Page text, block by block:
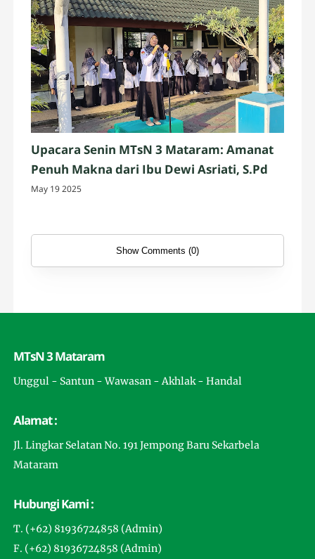
Upacara Senin MTsN 3 Mataram: Amanat
Penuh Makna dari Ibu Dewi Asriati, S.Pd
May 19 2025
Show Comments (0)
MTsN 3 Mataram
Unggul - Santun - Wawasan - Akhlak - Handal
Alamat :
Jl. Lingkar Selatan No. 191 Jempong Baru Sekarbela
Mataram
Hubungi Kami :
T. (+62) 81936724858 (Admin)
F. (+62) 81936724858 (Admin)